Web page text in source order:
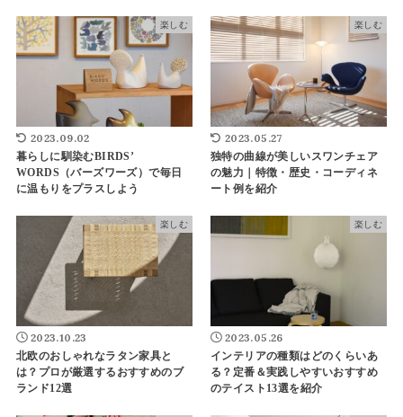
楽しむ
2023.09.02
暮らしに馴染むBIRDS’
WORDS（バーズワーズ）で毎日
に温もりをプラスしよう
楽しむ
2023.05.27
独特の曲線が美しいスワンチェア
の魅力｜特徴・歴史・コーディネ
ート例を紹介
楽しむ
2023.10.23
北欧のおしゃれなラタン家具と
は？プロが厳選するおすすめのブ
ランド12選
楽しむ
2023.05.26
インテリアの種類はどのくらいあ
る？定番＆実践しやすいおすすめ
のテイスト13選を紹介